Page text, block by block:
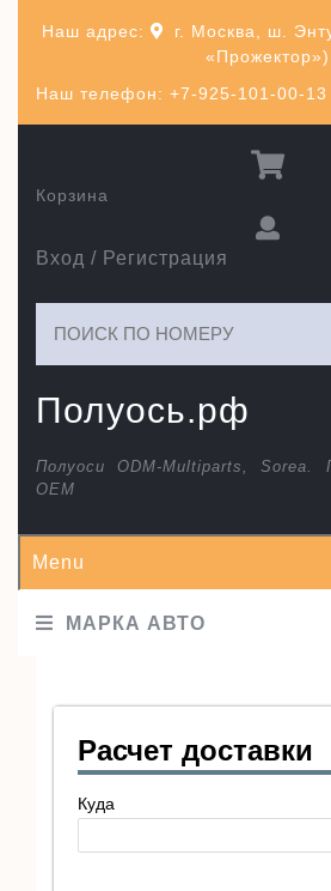
Наш телефон: +7-925-101-00-13
Наш адрес:
г. Москва, ш.
«Прожектор»)
Полуось.рф
Полуоси ODM-Multiparts, Sorea.
ОЕМ
Вход / Регистрация
Корзина
Menu
МАРКА АВТО
Расчет доставки
Куда